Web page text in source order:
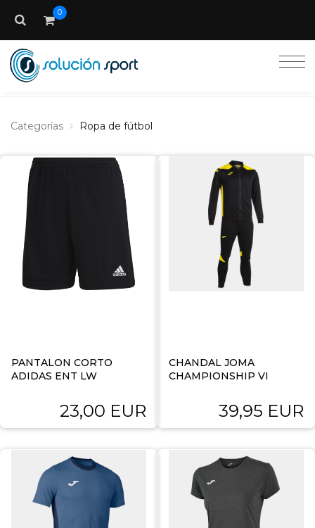
0
Categorías Ropa de fútbol
PANTALON CORTO
ADIDAS ENT LW
23,00 EUR
CHANDAL JOMA
CHAMPIONSHIP VI
39,95 EUR